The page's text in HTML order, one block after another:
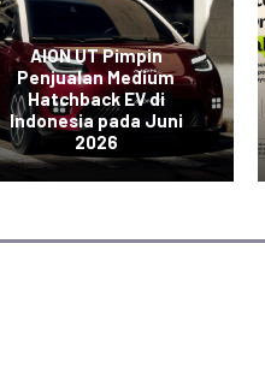
AION UT Pimpin
Penjualan Medium
Hatchback EV di
Indonesia pada Juni
2026